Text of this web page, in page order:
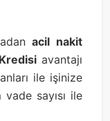
acil nakit
avantajı
ile işinize
sayısı ile